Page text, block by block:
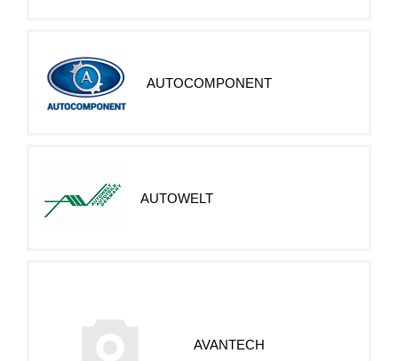
AUTOCOMPONENT
AUTOWELT
AVANTECH